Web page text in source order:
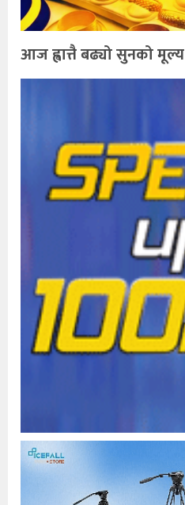
आज ह्वात्तै बढ्यो सुनको मूल्य